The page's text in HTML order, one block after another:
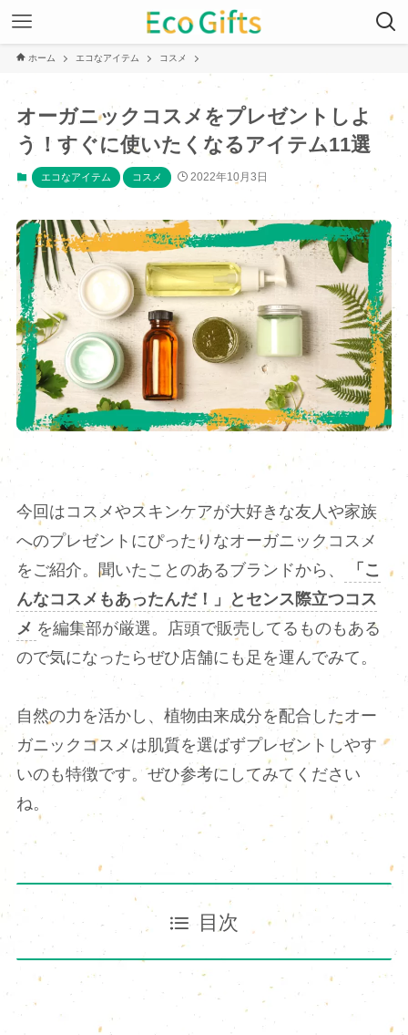
ホーム エコなアイテム コスメ
オーガニックコスメをプレゼントしよ
う！すぐに使いたくなるアイテム11選
エコなアイテム コスメ 2022年10月3日
今回はコスメやスキンケアが大好きな友人や家族
へのプレゼントにぴったりなオーガニックコスメ
をご紹介。聞いたことのあるブランドから、
「こ
んなコスメもあったんだ！」とセンス際立つコス
メ を編集部が厳選。店頭で販売してるものもある
ので気になったらぜひ店舗にも足を運んでみて。
自然の力を活かし、植物由来成分を配合したオー
ガニックコスメは肌質を選ばずプレゼントしやす
いのも特徴です。ぜひ参考にしてみてください
ね。
目次